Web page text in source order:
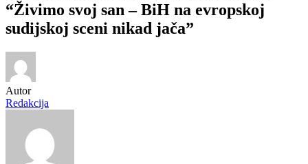
“Živimo svoj san – BiH na evropskoj
sudijskoj sceni nikad jača”
Autor
Redakcija